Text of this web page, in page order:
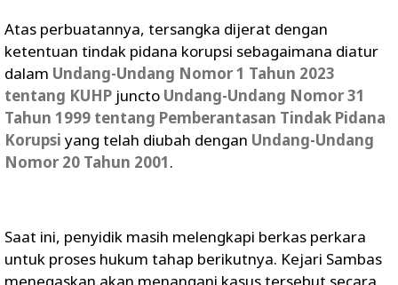
Atas perbuatannya, tersangka dijerat dengan
ketentuan tindak pidana korupsi sebagaimana diatur
dalam Undang-Undang Nomor 1 Tahun 2023
tentang KUHP juncto Undang-Undang Nomor 31
Tahun 1999 tentang Pemberantasan Tindak Pidana
Korupsi yang telah diubah dengan Undang-Undang
Nomor 20 Tahun 2001.
Saat ini, penyidik masih melengkapi berkas perkara
untuk proses hukum tahap berikutnya. Kejari Sambas